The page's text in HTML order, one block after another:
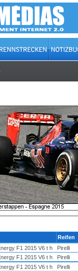
Reifen
F1 2015 V6 t h Pirelli
F1 2015 V6 t h Pirelli
F1 2015 V6 t h Pirelli